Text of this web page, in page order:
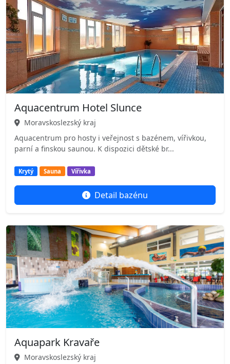
Aquacentrum Hotel Slunce
Moravskoslezský kraj
Aquacentrum pro hosty i veřejnost s bazénem, vířivkou,
parní a finskou saunou. K dispozici dětské br...
Krytý Sauna Vířivka
Detail bazénu
Aquapark Kravaře
Moravskoslezský kraj